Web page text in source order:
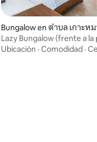
Bungalow en ตำบล เกาะห
Lazy Bungalow (frente a la
metros cuadrados)
Ubicación · Comodidad ·